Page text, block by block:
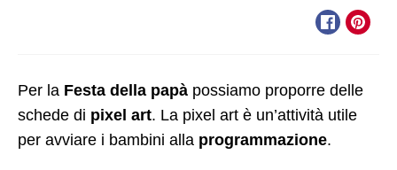
Per la Festa della papà possiamo proporre delle
schede di pixel art. La pixel art è un’attività utile
per avviare i bambini alla programmazione.